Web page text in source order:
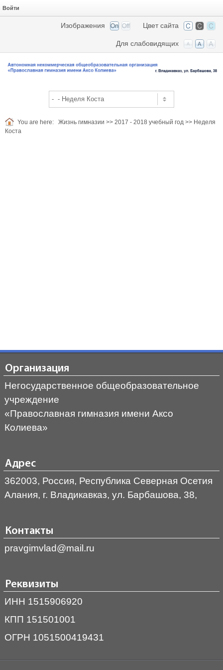
Войти
Цвет сайта
Изображения
Для слабовидящих
You are here: Жизнь гимназии >> 2017 - 2018 учебный год >> Неделя
Коста
Организация
Негосударственное общеобразовательное
учреждение
«Православная гимназия имени Аксо
Колиева»
Адрес
362003, Россия, Республика Северная Осетия
Алания, г. Владикавказ, ул. Барбашова, 38,
Контакты
pravgimvlad@mail.ru
Реквизиты
ИНН 1515906920
КПП 151501001
ОГРН 1051500419431